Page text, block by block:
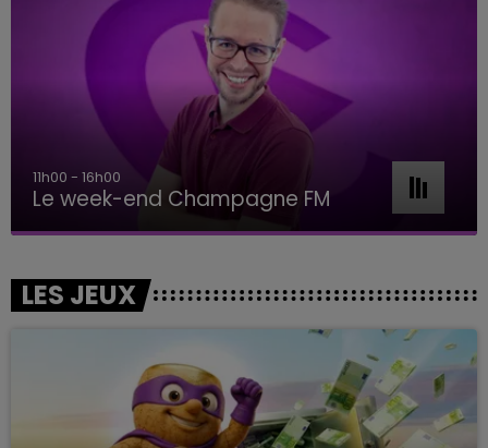
11h00 - 16h00
Le week-end Champagne FM
LES JEUX